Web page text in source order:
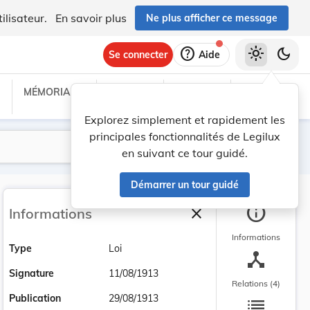
En savoir plus Ne plus afficher ce message
Se connecter help Aide
Explorez simplement et rapidement les
principales fonctionnalités de Legilux
en suivant ce tour guidé.
Démarrer un tour guidé
light_mode dark_mode
MÉMORIAL C
Lancer la recherche
Filtres
Informations closeFermer la barre
Type
Loi
Signature
11/08/1913
Publication
29/08/1913
info
Informations
device_hub
Relations (4)